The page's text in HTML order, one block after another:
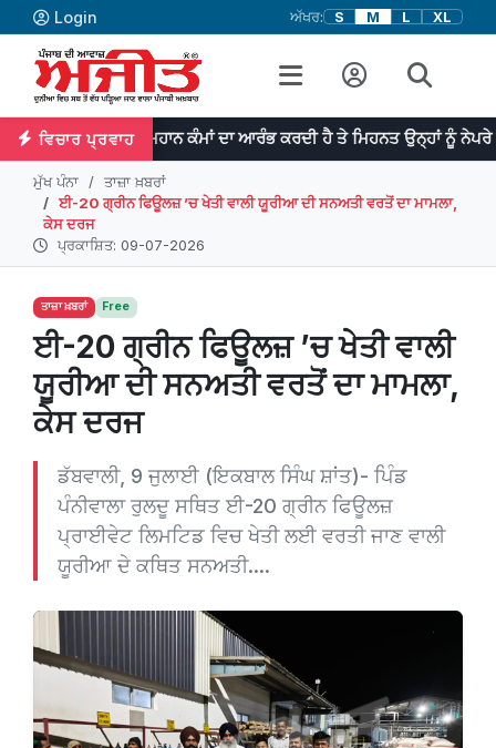
Login ਅੱਖਰ: S M L XL
ਵਿਚਾਰ ਪ੍ਰਵਾਹ
ਮਹਾਨ ਕੰਮਾਂ ਦਾ ਆਰੰਭ ਕਰਦੀ ਹੈ ਤੇ ਮਿਹਨਤ ਉਨ੍ਹਾਂ ਨੂੰ ਨੇਪਰੇ ਚੜ੍ਹਾਉਂਦੀ ਹੈ।
ਮੁੱਖ ਪੰਨਾ
ਤਾਜ਼ਾ ਖ਼ਬਰਾਂ
ਈ-20 ਗ੍ਰੀਨ ਫਿਊਲਜ਼ ’ਚ ਖੇਤੀ ਵਾਲੀ ਯੂਰੀਆ ਦੀ ਸਨਅਤੀ ਵਰਤੋਂ ਦਾ ਮਾਮਲਾ,
ਕੇਸ ਦਰਜ
ਪ੍ਰਕਾਸ਼ਿਤ: 09-07-2026
ਤਾਜ਼ਾ ਖ਼ਬਰਾਂ Free
ਈ-20 ਗ੍ਰੀਨ ਫਿਊਲਜ਼ ’ਚ ਖੇਤੀ ਵਾਲੀ
ਯੂਰੀਆ ਦੀ ਸਨਅਤੀ ਵਰਤੋਂ ਦਾ ਮਾਮਲਾ,
ਕੇਸ ਦਰਜ
ਡੱਬਵਾਲੀ, 9 ਜੁਲਾਈ (ਇਕਬਾਲ ਸਿੰਘ ਸ਼ਾਂਤ)- ਪਿੰਡ
ਪੰਨੀਵਾਲਾ ਰੁਲਦੂ ਸਥਿਤ ਈ-20 ਗ੍ਰੀਨ ਫਿਊਲਜ਼
ਪ੍ਰਾਈਵੇਟ ਲਿਮਟਿਡ ਵਿਚ ਖੇਤੀ ਲਈ ਵਰਤੀ ਜਾਣ ਵਾਲੀ
ਯੂਰੀਆ ਦੇ ਕਥਿਤ ਸਨਅਤੀ....